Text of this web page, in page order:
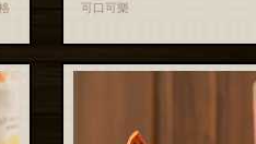
可口可樂